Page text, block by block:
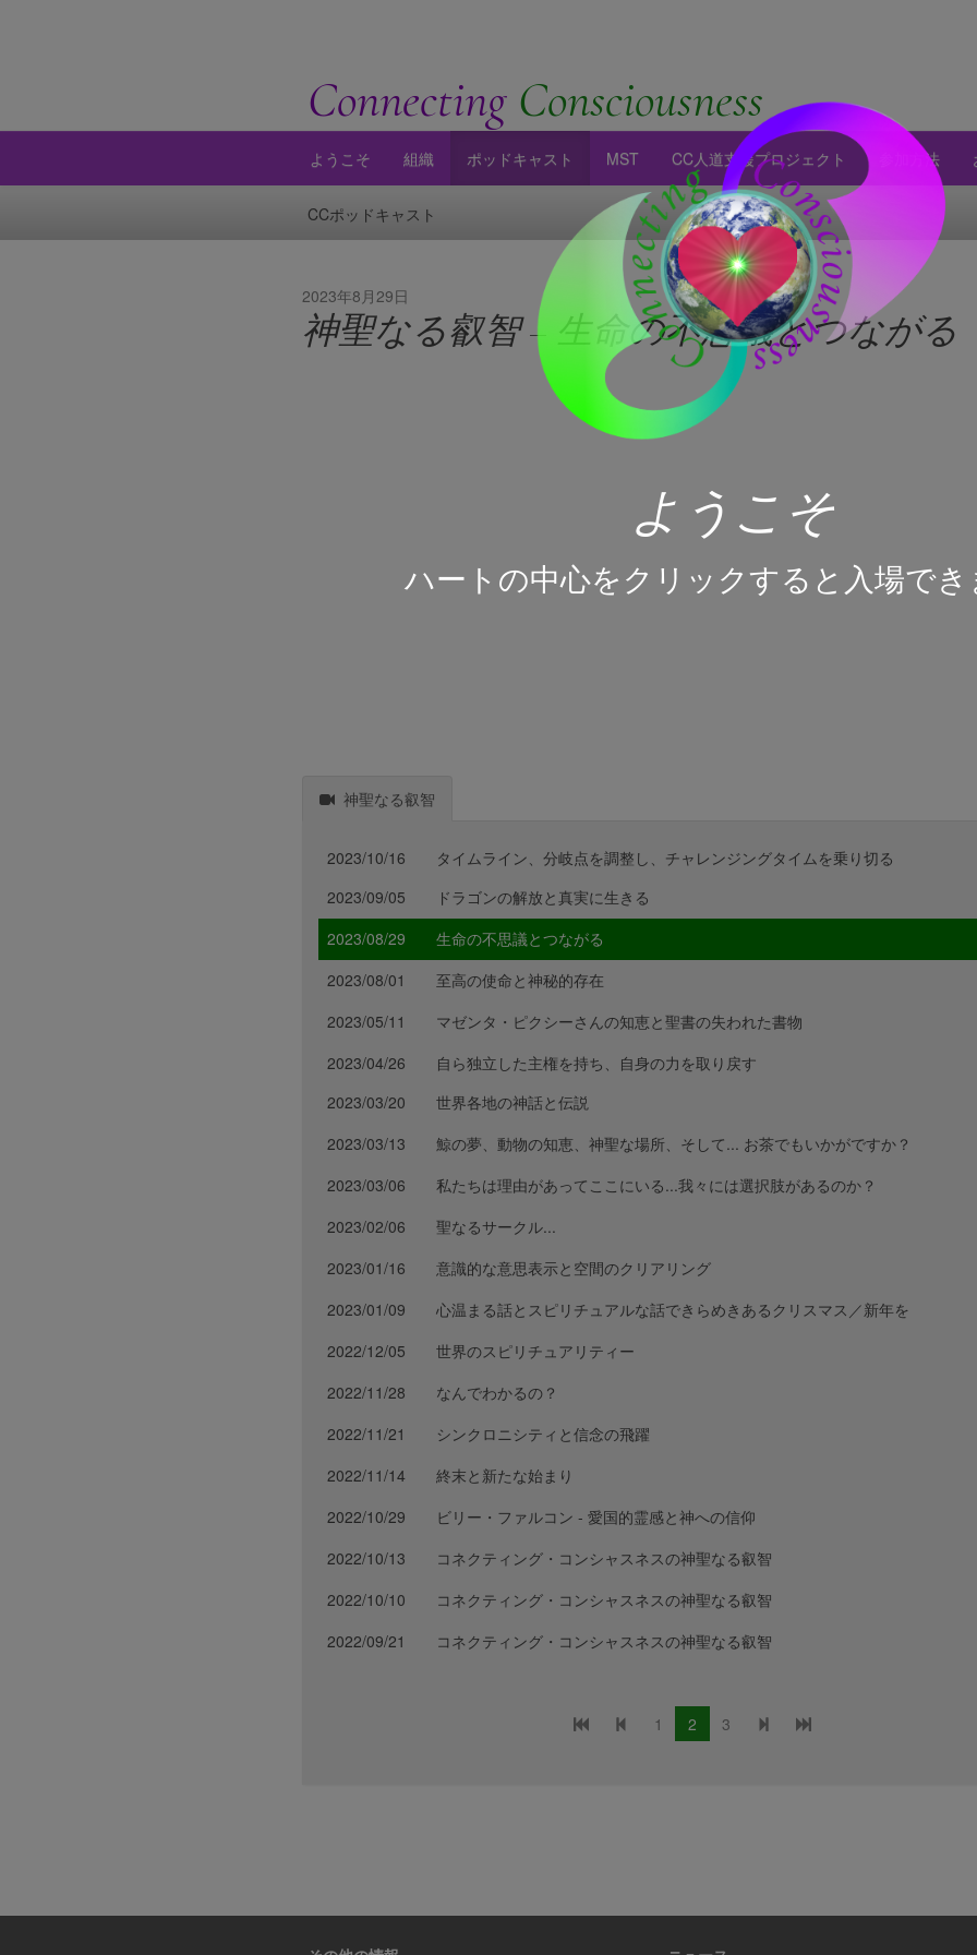
ようこそ
ハートの中心をクリックすると入場で
Connecting Consciousness
ようこそ 組織 ポッドキャスト MST CC人道支援プロジェクト 参加方法
CCポッドキャスト
2023年8月29日
神聖なる叡智 – 生命の不思議とつながる
神聖なる叡智
2023/10/16
タイムライン、分岐点を調整し、チャレンジングタイムを乗り切る
2023/09/05
ドラゴンの解放と真実に生きる
2023/08/29
生命の不思議とつながる
2023/08/01
至高の使命と神秘的存在
2023/05/11
マゼンタ・ピクシーさんの知恵と聖書の失われた書物
2023/04/26
自ら独立した主権を持ち、自身の力を取り戻す
2023/03/20
世界各地の神話と伝説
2023/03/13
鯨の夢、動物の知恵、神聖な場所、そして... お茶でもいかがですか？
2023/03/06
私たちは理由があってここにいる...我々には選択肢があるのか？
2023/02/06
聖なるサークル...
2023/01/16
意識的な意思表示と空間のクリアリング
2023/01/09
心温まる話とスピリチュアルな話できらめきあるクリスマス／新年を
2022/12/05
世界のスピリチュアリティー
2022/11/28
なんでわかるの？
2022/11/21
シンクロニシティと信念の飛躍
2022/11/14
終末と新たな始まり
2022/10/29
ビリー・ファルコン - 愛国的霊感と神への信仰
2022/10/13
コネクティング・コンシャスネスの神聖なる叡智
2022/10/10
コネクティング・コンシャスネスの神聖なる叡智
2022/09/21
コネクティング・コンシャスネスの神聖なる叡智
1 2 3